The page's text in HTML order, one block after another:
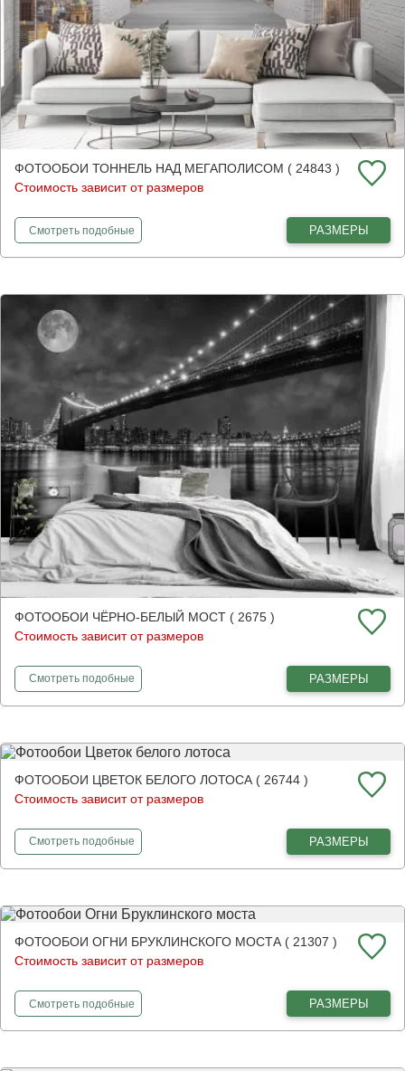
ФОТООБОИ ТОННЕЛЬ НАД МЕГАПОЛИСОМ ( 24843 )
Стоимость зависит от размеров
Смотретьфотообои
подобные РАЗМЕРЫ
ФОТООБОИ ЧЁРНО-БЕЛЫЙ МОСТ ( 2675 )
Стоимость зависит от размеров
Смотретьфотообои
подобные РАЗМЕРЫ
ФОТООБОИ ЦВЕТОК БЕЛОГО ЛОТОСА ( 26744 )
Стоимость зависит от размеров
Смотретьфотообои
подобные РАЗМЕРЫ
ФОТООБОИ ОГНИ БРУКЛИНСКОГО МОСТА ( 21307 )
Стоимость зависит от размеров
Смотретьфотообои
подобные РАЗМЕРЫ